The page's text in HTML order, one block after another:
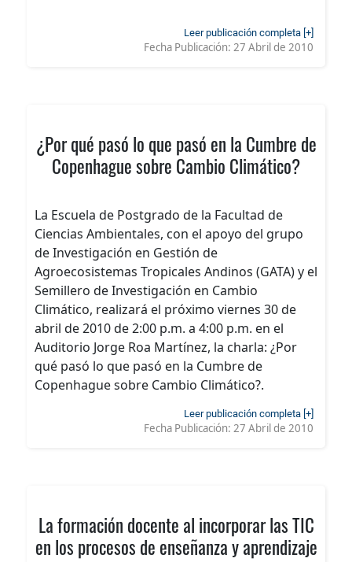
Leer publicación completa [+]
Fecha Publicación: 27 Abril de 2010
¿Por qué pasó lo que pasó en la Cumbre de
Copenhague sobre Cambio Climático?
La Escuela de Postgrado de la Facultad de
Ciencias Ambientales, con el apoyo del grupo
de Investigación en Gestión de
Agroecosistemas Tropicales Andinos (GATA) y el
Semillero de Investigación en Cambio
Climático, realizará el próximo viernes 30 de
abril de 2010 de 2:00 p.m. a 4:00 p.m. en el
Auditorio Jorge Roa Martínez, la charla: ¿Por
qué pasó lo que pasó en la Cumbre de
Copenhague sobre Cambio Climático?.
Leer publicación completa [+]
Fecha Publicación: 27 Abril de 2010
La formación docente al incorporar las TIC
en los procesos de enseñanza y aprendizaje